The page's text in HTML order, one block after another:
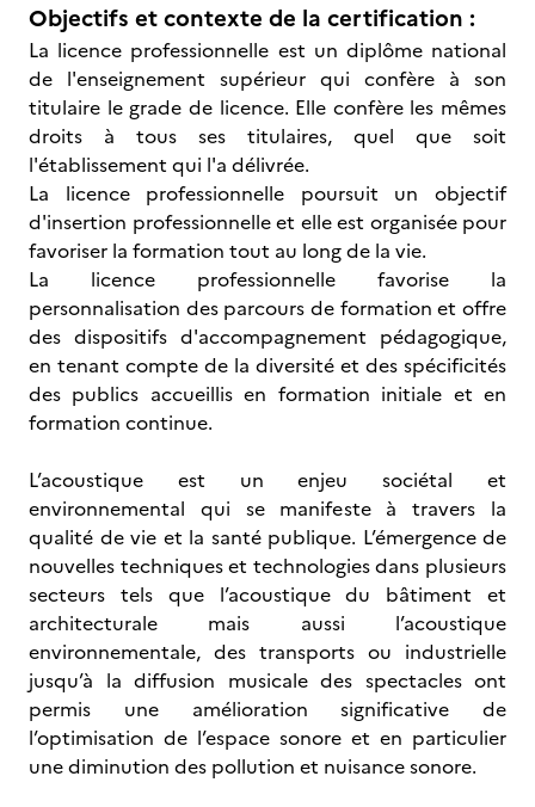
Objectifs et contexte de la certification :
La licence professionnelle est un diplôme national
de l'enseignement supérieur qui confère à son
titulaire le grade de licence. Elle confère les mêmes
droits à tous ses titulaires, quel que soit
l'établissement qui l'a délivrée.
La licence professionnelle poursuit un objectif
d'insertion professionnelle et elle est organisée pour
favoriser la formation tout au long de la vie.
La licence professionnelle favorise la
personnalisation des parcours de formation et offre
des dispositifs d'accompagnement pédagogique,
en tenant compte de la diversité et des spécificités
des publics accueillis en formation initiale et en
formation continue.
L’acoustique est un enjeu sociétal et
environnemental qui se manifeste à travers la
qualité de vie et la santé publique. L’émergence de
nouvelles techniques et technologies dans plusieurs
secteurs tels que l’acoustique du bâtiment et
architecturale mais aussi l’acoustique
environnementale, des transports ou industrielle
jusqu’à la diffusion musicale des spectacles ont
permis une amélioration significative de
l’optimisation de l’espace sonore et en particulier
une diminution des pollution et nuisance sonore.